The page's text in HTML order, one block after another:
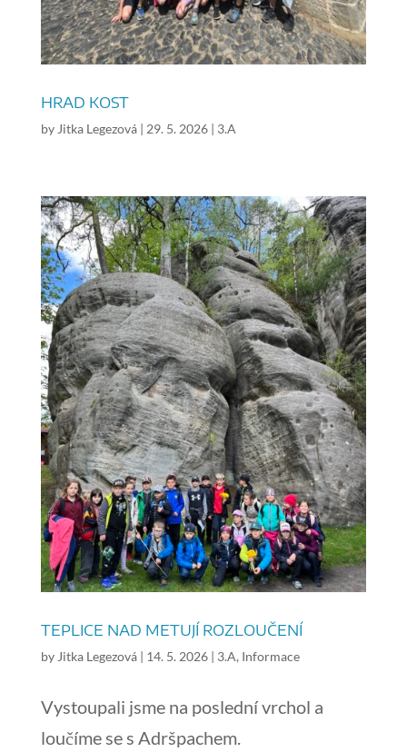
HRAD KOST
byJitka Legezová| 29. 5. 2026| 3.A
TEPLICE NAD METUJÍ ROZLOUČENÍ
by Jitka Legezová| 14. 5. 2026| 3.A, Informace
Vystoupali jsme na poslední vrchol a
loučíme se s Adršpachem.